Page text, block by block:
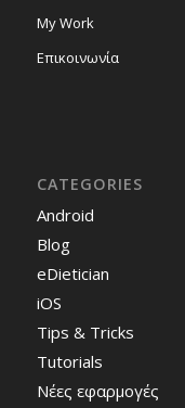
My Work
Επικοινωνία
CATEGORIES
Android
Blog
eDietician
iOS
Tips & Tricks
Tutorials
Νέες εφαρμογές